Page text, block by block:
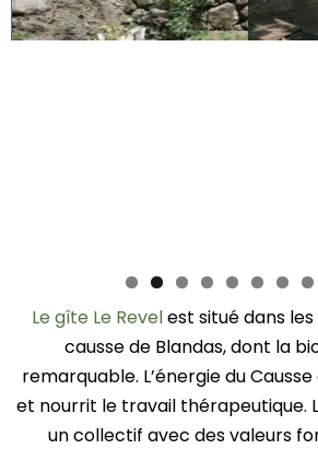
Le gîte Le Revelest situé dans
causse de Blandas, dont la
remarquable. L’énergie du
et nourrit le travail thérapeutique.
un collectif avec des valeurs